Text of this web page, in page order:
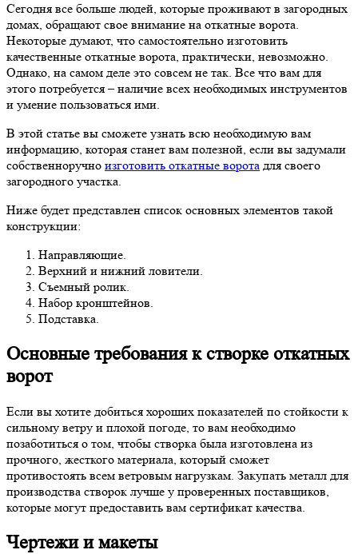
Сегодня все больше людей, которые проживают в загородных
домах, обращают свое внимание на откатные ворота.
Некоторые думают, что самостоятельно изготовить
качественные откатные ворота, практически, невозможно.
Однако, на самом деле это совсем не так. Все что вам для
этого потребуется – наличие всех необходимых инструментов
и умение пользоваться ими.
В этой статье вы сможете узнать всю необходимую вам
информацию, которая станет вам полезной, если вы задумали
собственноручно изготовить откатные ворота для своего
загородного участка.
Ниже будет представлен список основных элементов такой
конструкции:
Направляющие.
Верхний и нижний ловители.
Съемный ролик.
Набор кронштейнов.
Подставка.
Основные требования к створке откатных
ворот
Если вы хотите добиться хороших показателей по стойкости к
сильному ветру и плохой погоде, то вам необходимо
позаботиться о том, чтобы створка была изготовлена из
прочного, жесткого материала, который сможет
противостоять всем ветровым нагрузкам. Закупать металл для
производства створок лучше у проверенных поставщиков,
которые могут предоставить вам сертификат качества.
Чертежи и макеты